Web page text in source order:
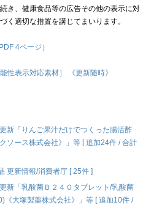
き、健康食品等の広告その他の表示に対
く適切な措置を講じてまいります。
4ページ）
性表示対応素材］ 《更新随時》
新「りんご果汁だけでつくった腸活酢
ソース株式会社》」等 [ 追加24件 / 合計
更新情報/消費者庁 [ 25件 ]
新「乳酸菌Ｂ２４０タブレット/乳酸菌
《大塚製薬株式会社》」等 [ 追加10件 /